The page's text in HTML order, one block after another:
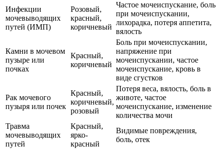
Инфекции
мочевыводящих
путей (ИМП)
Розовый,
красный,
коричневый
Частое мочеиспускание, боль
при мочеиспускании,
лихорадка, потеря аппетита,
вялость
Камни в мочевом
пузыре или
почках
Красный,
коричневый
Боль при мочеиспускании,
напряжение при
мочеиспускании, частое
мочеиспускание, кровь в
виде сгустков
Рак мочевого
пузыря или почек
Красный,
коричневый,
розовый
Потеря веса, вялость, боль в
животе, частое
мочеиспускание, изменение
количества мочи
Травма
мочевыводящих
путей
Красный,
ярко-
красный
Видимые повреждения,
боль, отек